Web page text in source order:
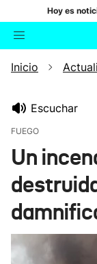
Hoy es
Buscador
Inicio
Escuchar
FUEGO
Un